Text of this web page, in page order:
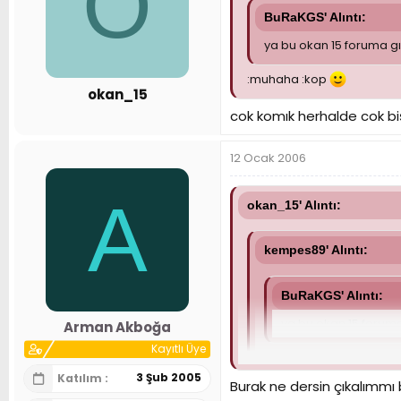
okan_15
BuRaKGS' Alıntı:
ya bu okan 15 foruma
:muhaha :kop
cok komık herhalde cok
A
Arman Akboğa
Kayıtlı Üye
Katılım
3 Şub 2005
12 Ocak 2006
okan_15' Alıntı:
kempes89' Alıntı:
BuRaKGS' Alıntı:
ya bu okan 15
cok komık herhalde cok
Burak ne dersin